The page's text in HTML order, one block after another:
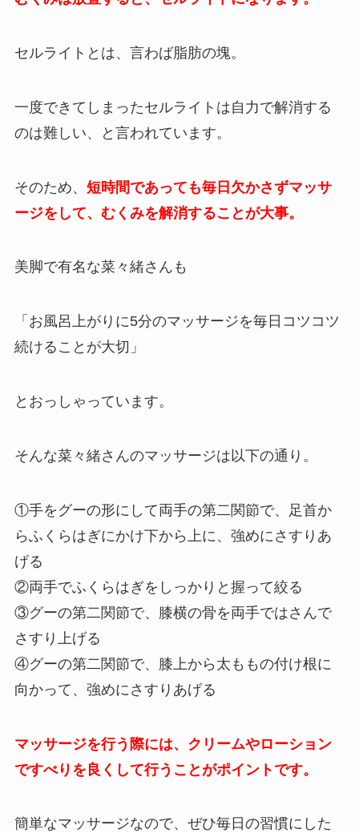
セルライトとは、言わば脂肪の塊。
一度できてしまったセルライトは自力で解消する
のは難しい、と言われています。
そのため、 短時間であっても毎日欠かさずマッサ
ージをして、むくみを解消することが大事。
美脚で有名な菜々緒さんも
「お風呂上がりに5分のマッサージを毎日コツコツ
続けることが大切」
とおっしゃっています。
そんな菜々緒さんのマッサージは以下の通り。
①手をグーの形にして両手の第二関節で、足首か
らふくらはぎにかけ下から上に、強めにさすりあ
げる
②両手でふくらはぎをしっかりと握って絞る
③グーの第二関節で、膝横の骨を両手ではさんで
さすり上げる
④グーの第二関節で、膝上から太ももの付け根に
向かって、強めにさすりあげる
マッサージを行う際には、クリームやローション
ですべりを良くして行うことがポイントです。
簡単なマッサージなので、ぜひ毎日の習慣にした